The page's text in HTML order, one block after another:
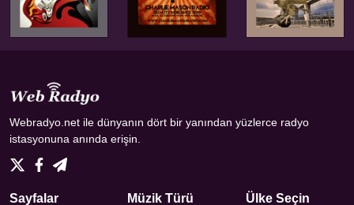
Webradyo.net ile dünyanın dört bir yanından yüzlerce radyo
istasyonuna anında erişin.
Sayfalar Müzik Türü Ülke Seçin